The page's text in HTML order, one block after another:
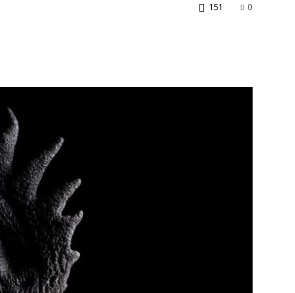
0
151